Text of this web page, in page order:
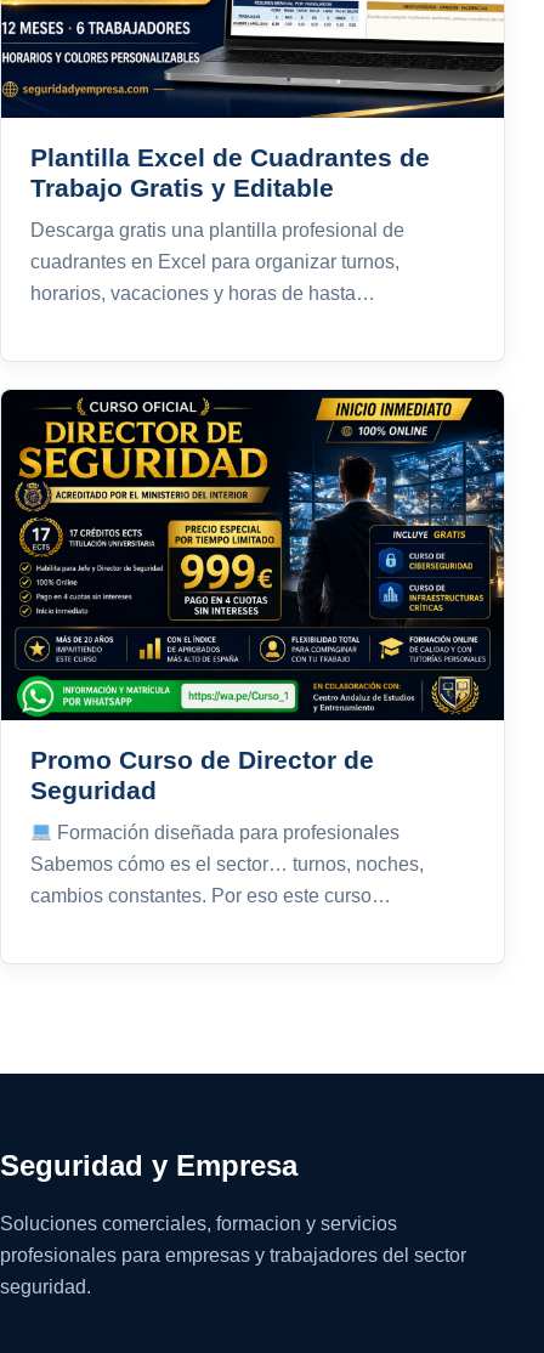
Plantilla Excel de Cuadrantes de
Trabajo Gratis y Editable
Descarga gratis una plantilla profesional de
cuadrantes en Excel para organizar turnos,
horarios, vacaciones y horas de hasta…
Promo Curso de Director de
Seguridad
Formación diseñada para profesionales
Sabemos cómo es el sector… turnos, noches,
cambios constantes. Por eso este curso…
Seguridad y Empresa
Soluciones comerciales, formacion y servicios
profesionales para empresas y trabajadores del sector
seguridad.